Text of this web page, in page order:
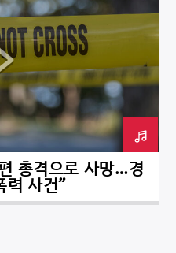
총격으로 사망…경
력 사건”